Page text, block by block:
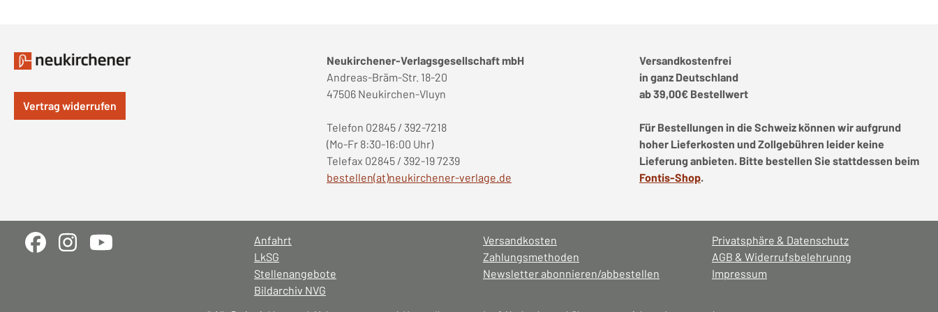
Vertrag widerrufen
Neukirchener-Verlagsgesellschaft mbH
Andreas-Bräm-Str. 18-20
47506 Neukirchen-Vluyn
Telefon 02845 / 392-7218
(Mo-Fr 8:30-16:00 Uhr)
Telefax 02845 / 392-19 7239
bestellen(at)neukirchener-verlage.de
Versandkostenfrei
in ganz Deutschland
ab 39,00€ Bestellwert
Für Bestellungen in die Schweiz können wir aufgrund
hoher Lieferkosten und Zollgebühren leider keine
Lieferung anbieten. Bitte bestellen Sie stattdessen beim
Fontis-Shop.
Anfahrt
LkSG
Stellenangebote
Versandkosten
Zahlungsmethoden
Newsletter abonnieren/abbestellen
Privatsphäre & Datenschutz
AGB & Widerrufsbelehrunng
Impressum
Bildarchiv NVG